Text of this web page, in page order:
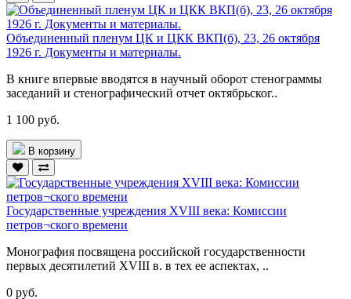
Объединенный пленум ЦК и ЦКК ВКП(б), 23, 26 октября
1926 г. Документы и материалы.
В книге впервые вводятся в научный оборот стенограммы
заседаний и стенографический отчет октябрьског..
1 100 руб.
В корзину
Государственные учреждения XVIII века: Комиссии
петров¬ского времени
Монография посвящена российской государственности
первых десятилетий XVIII в. в тех ее аспектах, ..
0 руб.